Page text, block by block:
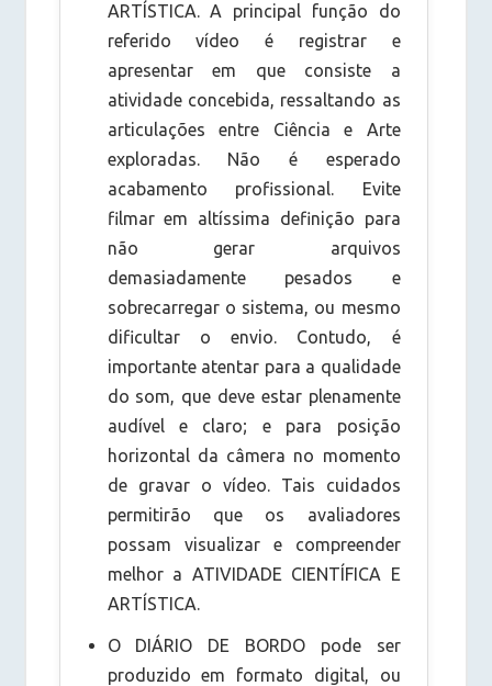
ARTÍSTICA. A principal função do
referido vídeo é registrar e
apresentar em que consiste a
atividade concebida, ressaltando as
articulações entre Ciência e Arte
exploradas. Não é esperado
acabamento profissional. Evite
filmar em altíssima definição para
não gerar arquivos
demasiadamente pesados e
sobrecarregar o sistema, ou mesmo
dificultar o envio. Contudo, é
importante atentar para a qualidade
do som, que deve estar plenamente
audível e claro; e para posição
horizontal da câmera no momento
de gravar o vídeo. Tais cuidados
permitirão que os avaliadores
possam visualizar e compreender
melhor a ATIVIDADE CIENTÍFICA E
ARTÍSTICA.
O DIÁRIO DE BORDO pode ser
produzido em formato digital, ou